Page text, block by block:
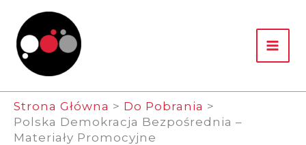
Przejdź
Treści
Strona Główna
Do Pobrania
Polska Demokracja Bezpośrednia –
Materiały Promocyjne